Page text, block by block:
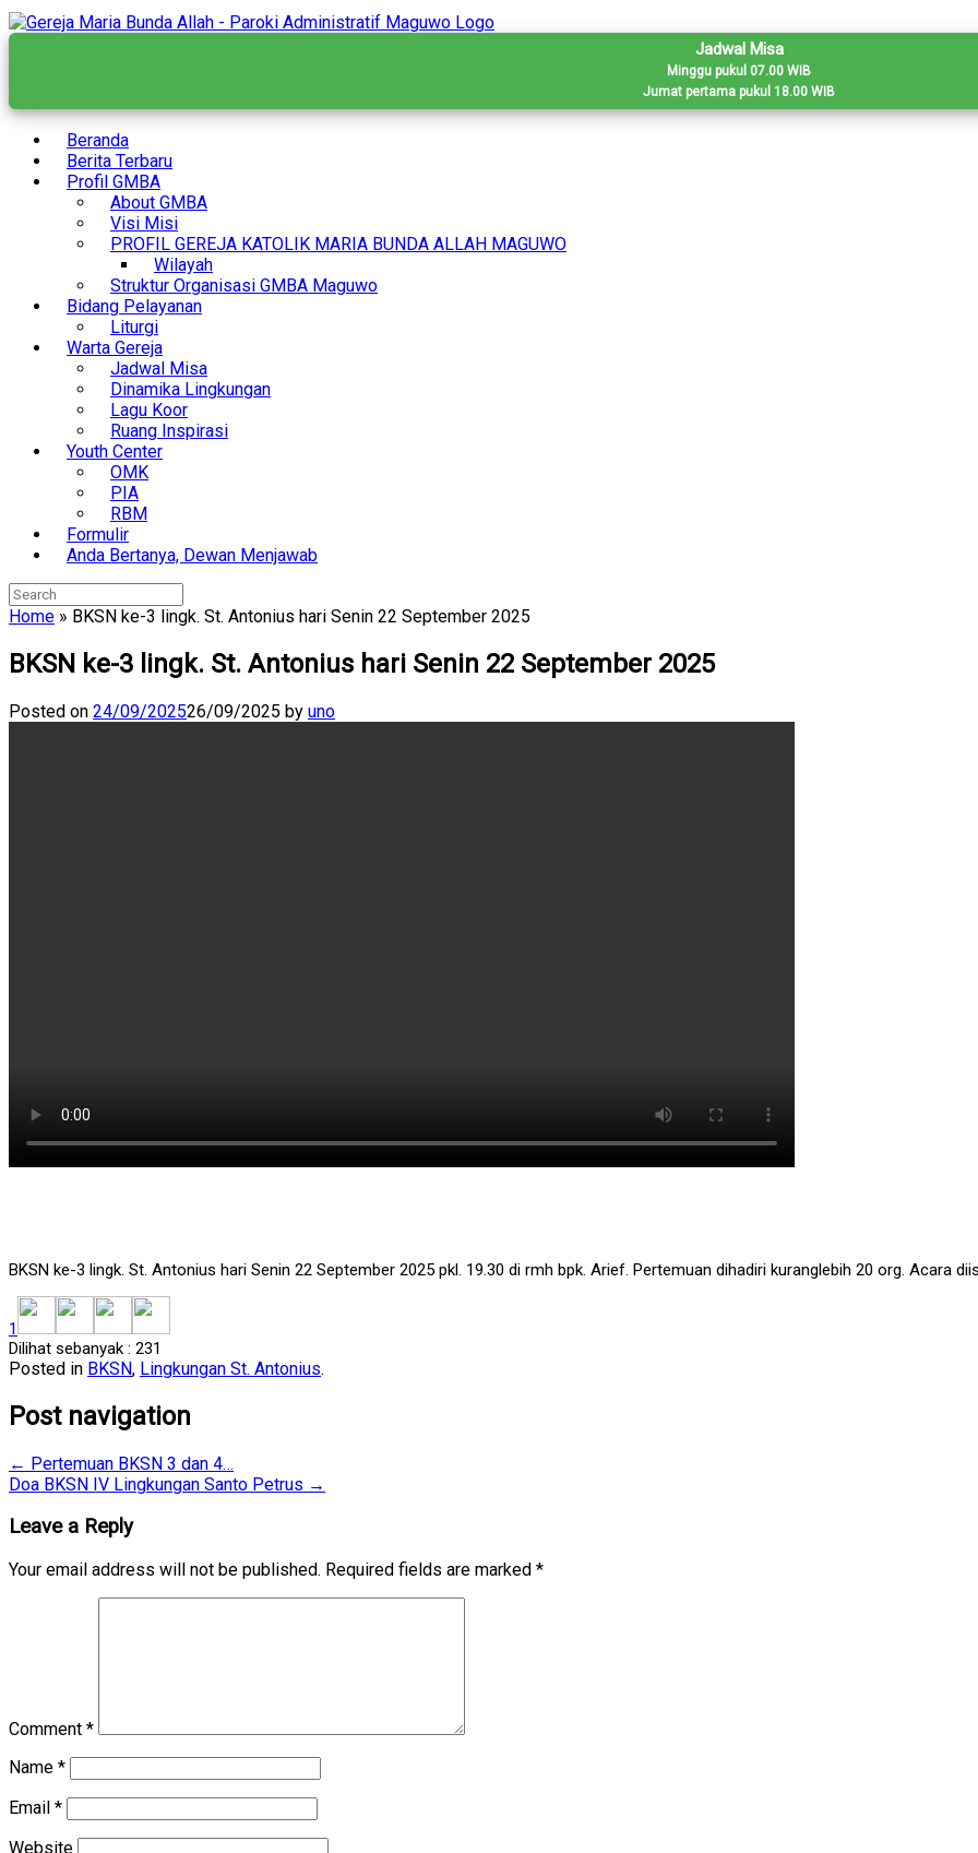
Skip
to
Jadwal Misa
Minggu pukul 07.00 WIB
Jumat pertama pukul 18.00 WIB
Beranda
Berita Terbaru
Profil GMBA
About GMBA
Visi Misi
PROFIL GEREJA KATOLIK MARIA BUNDA ALLAH MAGUWO
Wilayah
Struktur Organisasi GMBA Maguwo
Bidang Pelayanan
Liturgi
Warta Gereja
Jadwal Misa
Dinamika Lingkungan
Lagu Koor
Ruang Inspirasi
Youth Center
OMK
PIA
RBM
Formulir
Anda Bertanya, Dewan Menjawab
Search
for:
Home » BKSN ke-3 lingk. St. Antonius hari Senin 22 September 2025
BKSN ke-3 lingk. St. Antonius hari Senin 22 September 2025
Posted on 24/09/202526/09/2025 by uno
BKSN ke-3 lingk. St. Antonius hari Senin 22 September 2025 pkl. 19.30 di rmh bpk. Arief. Pertemuan dihadiri kuranglebih 20 org. Acara
1
Dilihat sebanyak : 231
Posted in BKSN, Lingkungan St. Antonius.
Post navigation
← Pertemuan BKSN 3 dan 4…
Doa BKSN IV Lingkungan Santo Petrus →
Leave a Reply
Your email address will not be published. Required fields are marked *
Comment *
Name *
Email *
Website